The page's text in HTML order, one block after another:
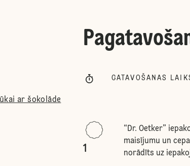
ar šokolāde
GATAVOŠANAS
1
“Dr. Oetker”
maisījumu un
norādīts uz